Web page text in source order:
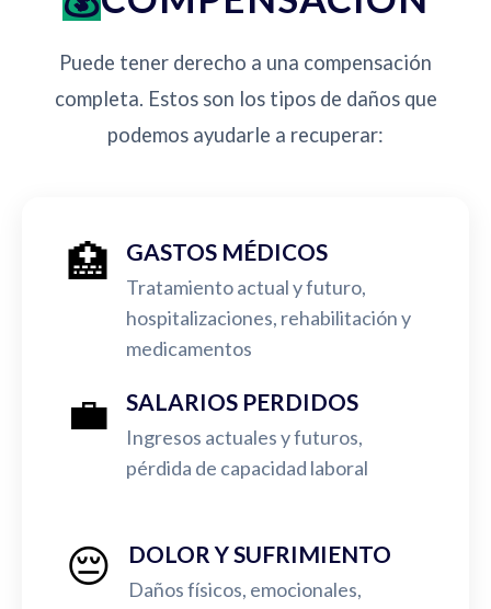
Puede tener derecho a una compensación
completa. Estos son los tipos de daños que
podemos ayudarle a recuperar:
🏥 GASTOS MÉDICOS
Tratamiento actual y futuro,
hospitalizaciones, rehabilitación y
medicamentos
💼 SALARIOS PERDIDOS
Ingresos actuales y futuros,
pérdida de capacidad laboral
😔 DOLOR Y SUFRIMIENTO
Daños físicos, emocionales,